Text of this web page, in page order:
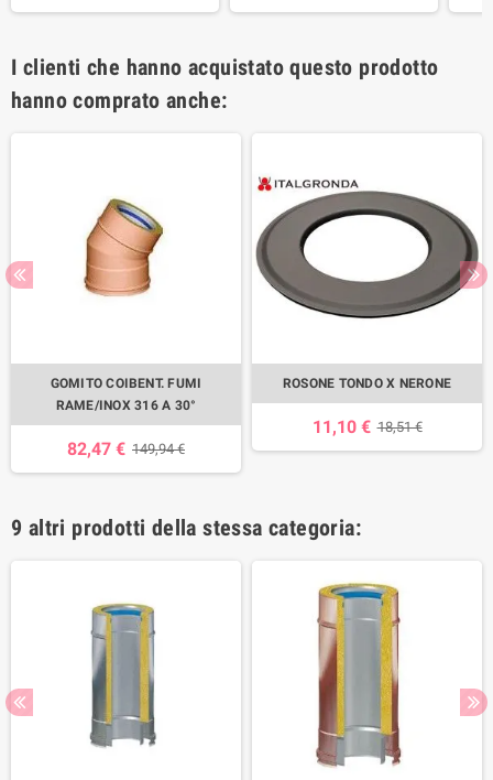
I clienti che hanno acquistato questo prodotto
hanno comprato anche:
GOMITO COIBENT. FUMI
RAME/INOX 316 A 30°
82,47 € 149,94 €
ROSONE TONDO X NERONE
11,10 € 18,51 €
9 altri prodotti della stessa categoria: